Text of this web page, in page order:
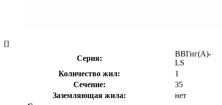
[]
Серия:
ВВГнг(А)-
LS
Количество жил:
1
Сечение:
35
Заземляющая жила:
нет